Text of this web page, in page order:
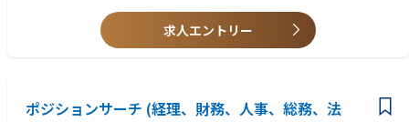
－スタートアップへの投資に係る法的支援
－サイバーインシデントへの対応、セキュリティの平時コンサルティン
・人事労務の弁護士（人事労務のアドバイザリーや、クロスボーダー人
事労務案件もあります。コンサルや税理士法人の所得税部門と協働してい
・ビジネスレベルで英語が活用できる方（目安：TOEIC800点）
求人エントリー
ポジションサーチ (経理、財務、人事、総務、法